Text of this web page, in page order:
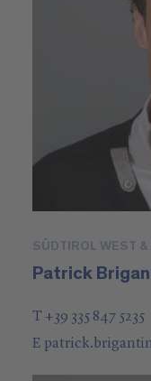
SÜDTIROL WEST &
Patrick
T +39 335 847 5235
E